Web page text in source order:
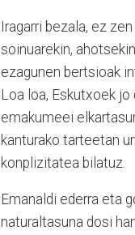
Iragarri bezala, ez
soinuarekin,
ezagunen bertsioak
Loa loa, Eskutxoek
emakumeei
kanturako tarteetan
konplizitatea bilatuz.
Emanaldi ederra eta
naturaltasuna dosi